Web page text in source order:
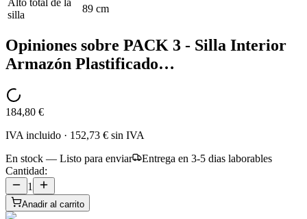
silla
89 cm
Opiniones sobre PACK 3 - Silla Interior
Armazón Plastificado…
184,80 €
IVA incluido · 152,73 € sin IVA
En stock — Listo para enviar
Entrega en 3-5 dias laborables
Cantidad:
1
Anadir al carrito